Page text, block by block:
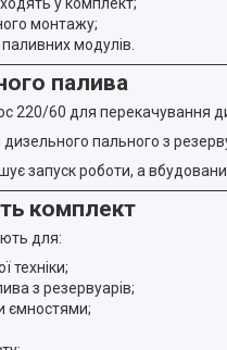
монтажу;
модулів.
палива
220/60 для перекачування
пального з
запуск роботи, а
комплект
для:
техніки;
з резервуарів;
ємностями;